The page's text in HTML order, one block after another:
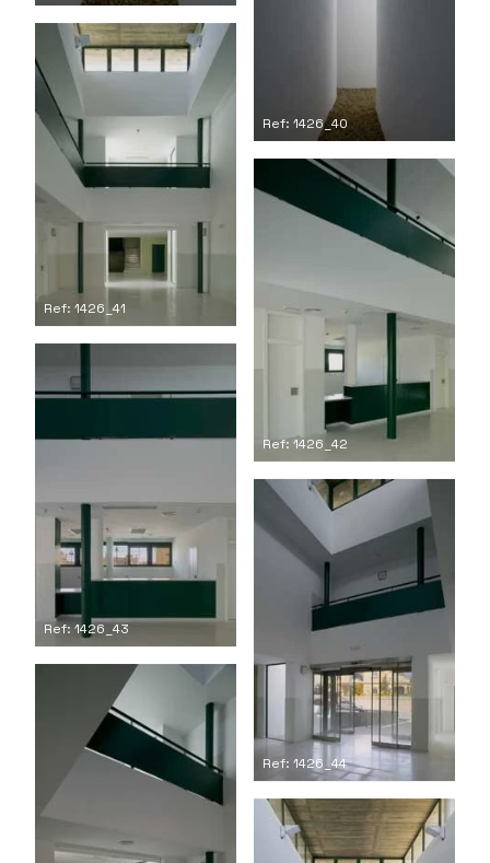
Ref: 1426_40
Ref: 1426_41
Ref: 1426_42
Ref: 1426_43
Ref: 1426_44